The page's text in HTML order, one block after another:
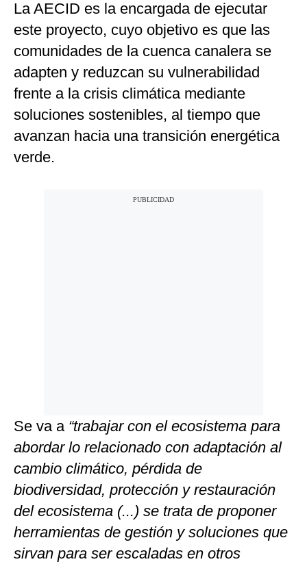
La AECID es la encargada de ejecutar
este proyecto, cuyo objetivo es que las
comunidades de la cuenca canalera se
adapten y reduzcan su vulnerabilidad
frente a la crisis climática mediante
soluciones sostenibles, al tiempo que
avanzan hacia una transición energética
verde.
Se va a “trabajar con el ecosistema para
abordar lo relacionado con adaptación al
cambio climático, pérdida de
biodiversidad, protección y restauración
del ecosistema (...) se trata de proponer
herramientas de gestión y soluciones que
sirvan para ser escaladas en otros